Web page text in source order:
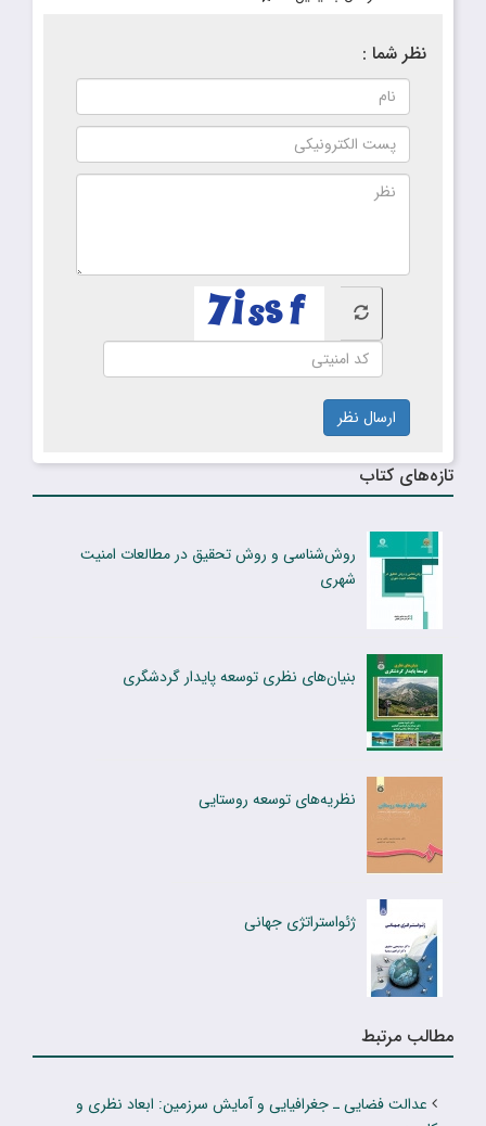
نظر شما :
ارسال نظر
تازه‌های کتاب
روش‌شناسی و روش تحقیق در مطالعات امنیت
شهری
بنیان‌های نظری توسعه پایدار گردشگری
نظریه‌های توسعه روستایی
ژئواستراتژی جهانی
مطالب مرتبط
عدالت فضایی ـ جغرافیایی و آمایش سرزمین: ابعاد نظری و